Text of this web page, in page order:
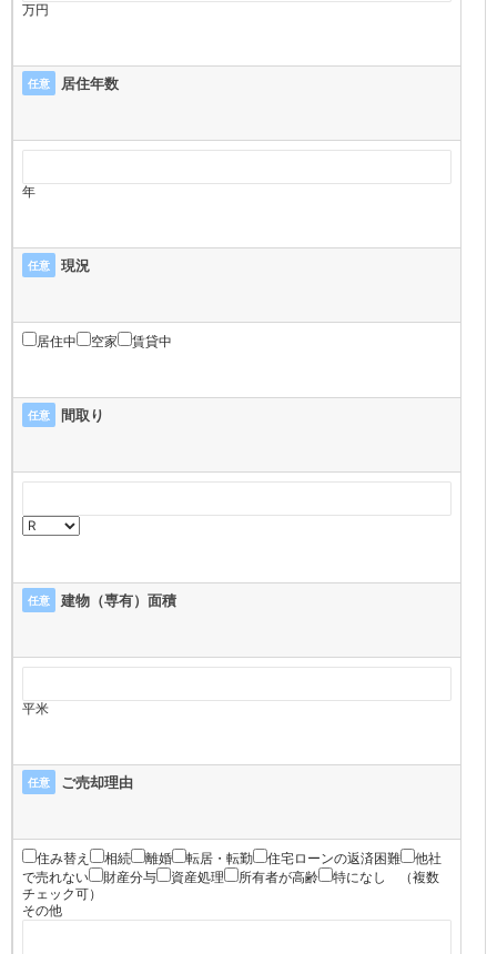
万円
任意 居住年数
年
任意 現況
居住中 空家 賃貸中
任意 間取り
任意 建物（専有）面積
平米
任意 ご売却理由
住み替え 相続 離婚 転居・転勤 住宅ローンの返済困難
他社
で売れない
財産分与 資産処理 所有者が高齢 特になし
（複数
チェック可）
その他